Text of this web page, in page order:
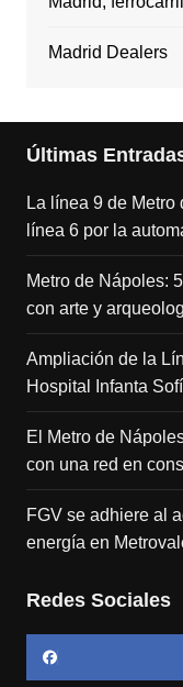
Madrid Dealers
Últimas
La línea 9 de
línea 6 por la
Metro de Nápoles:
con arte y
Ampliación de la
Hospital Infanta
El Metro de
con una red en
FGV se adhiere al
energía en
Redes Sociales